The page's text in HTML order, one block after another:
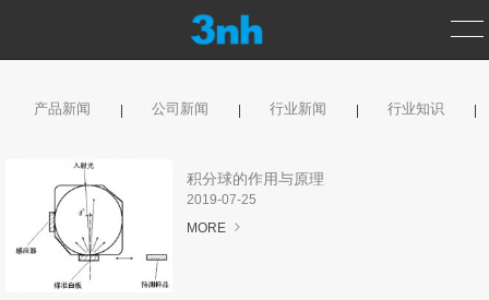
首页
产品中心
测色仪
光泽度仪
产品新闻 公司新闻 行业新闻 行业知识
积分球的作用与原理
2019-07-25
MORE